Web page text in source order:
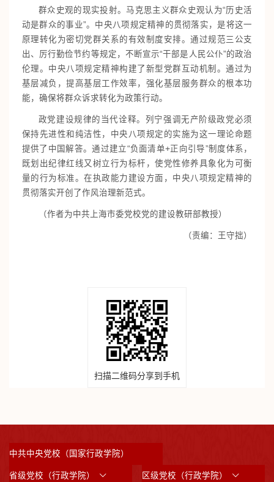
群众史观的现实投射。马克思主义群众史观认为“历史活
动是群众的事业”。中央八项规定精神的贯彻落实，是将这一
原理转化为密切党群关系的有效制度安排。通过规范三公支
出、厉行勤俭节约等规定，不断宣示“干部是人民公仆”的政治
伦理。中央八项规定精神构建了新型党群互动机制。通过为
基层减负，提高基层工作效率，强化基层服务群众的根本功
能，确保将群众诉求转化为政策行动。
政党建设规律的当代诠释。列宁强调无产阶级政党必须
保持先进性和纯洁性，中央八项规定的实施为这一理论命题
提供了中国解答。通过建立“负面清单+正向引导”制度体系，
既划出纪律红线又树立行为标杆，使党性修养具象化为可衡
量的行为标准。在执政能力建设方面，中央八项规定精神的
贯彻落实开创了作风治理新范式。
（作者为中共上海市委党校党的建设教研部教授）
（责编：王守拙）
扫描二维码分享到手机
中共中央党校（国家行政学院）
省级党校（行政学院） 区级党校（行政学院）